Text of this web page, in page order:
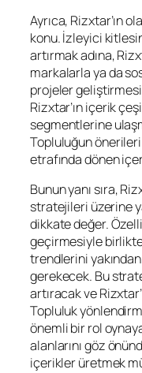
Ayrıca, Rizxtar’ın
konu. İzleyici
artırmak adına,
markalarla ya da
projeler
Rizxtar’ın içerik
segmentlerine
Topluluğun
etrafında dönen
Bunun yanı sıra,
stratejileri üzerine
dikkate değer.
geçirmesiyle
trendlerini
gerekecek. Bu
artıracak ve
Topluluk
önemli bir rol
alanlarını göz
içerikler üretmek